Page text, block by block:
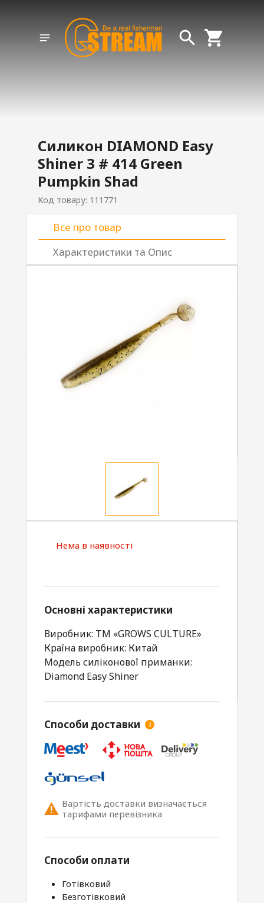
Силикон DIAMOND Easy
Shiner 3 # 414 Green
Pumpkin Shad
Код товару: 111771
Все про товар
Характеристики та Опис
Нема в наявності
Основні характеристики
Виробник: ТМ «GROWS CULTURE»
Країна виробник: Китай
Модель силіконової приманки:
Diamond Easy Shiner
Способи доставки i
Вартість доставки визначається
тарифами перевізника
Способи оплати
Готівковий
Безготівковий